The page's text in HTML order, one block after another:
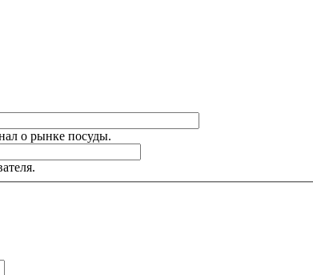
о рынке посуды.